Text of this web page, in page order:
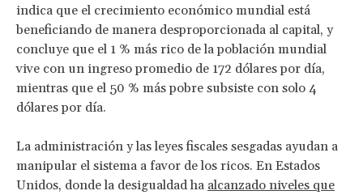
indica que el crecimiento económico mundial está
beneficiando de manera desproporcionada al capital, y
concluye que el 1 % más rico de la población mundial
vive con un ingreso promedio de 172 dólares por día,
mientras que el 50 % más pobre subsiste con solo 4
dólares por día.
La administración y las leyes fiscales sesgadas ayudan a
manipular el sistema a favor de los ricos. En Estados
Unidos, donde la desigualdad ha alcanzado niveles que